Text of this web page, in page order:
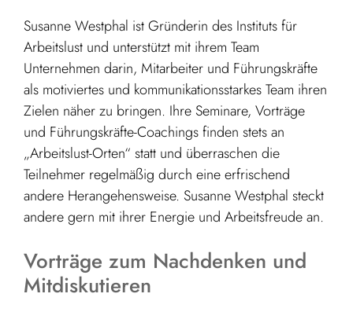
Susanne Westphal ist Gründerin des Instituts für
Arbeitslust und unterstützt mit ihrem Team
Unternehmen darin, Mitarbeiter und Führungskräfte
als motiviertes und kommunikationsstarkes Team ihren
Zielen näher zu bringen. Ihre Seminare, Vorträge
und Führungskräfte-Coachings finden stets an
„Arbeitslust-Orten“ statt und überraschen die
Teilnehmer regelmäßig durch eine erfrischend
andere Herangehensweise. Susanne Westphal steckt
andere gern mit ihrer Energie und Arbeitsfreude an.
Vorträge zum Nachdenken und
Mitdiskutieren